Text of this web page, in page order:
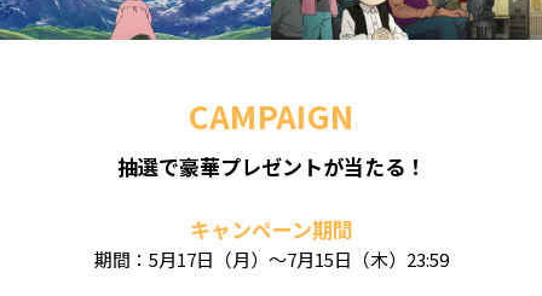
CAMPAIGN
抽選で豪華プレゼントが当たる！
キャンペーン期間
期間：5月17日（月）～7月15日（木）23:59